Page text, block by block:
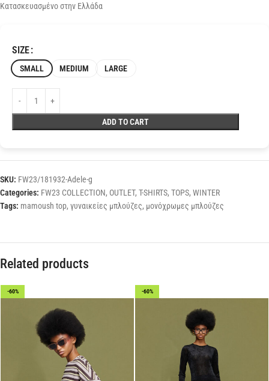
Κατασκευασμένο στην Ελλάδα
SIZE
SMALL MEDIUM LARGE
ADD TO CART
SKU: FW23/181932-Adele-g
Categories: FW23 COLLECTION, OUTLET, T-SHIRTS, TOPS, WINTER
Tags: mamoush top, γυναικείες μπλούζες, μονόχρωμες μπλούζες
Related products
-60% -60%